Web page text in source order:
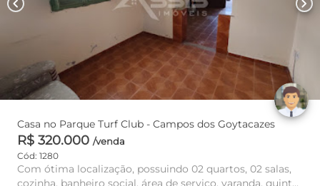
Casa no Parque Turf Club - Campos dos Goytacazes
R$ 320.000 /venda
Cód: 1280
Com ótima localização, possuindo 02 quartos, 02 salas,
cozinha, banheiro social, área de serviço, varanda, quintal